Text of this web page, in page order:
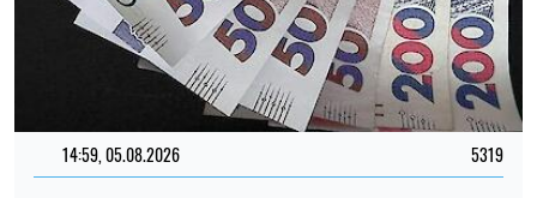
13:59, 03.08.2026 1034